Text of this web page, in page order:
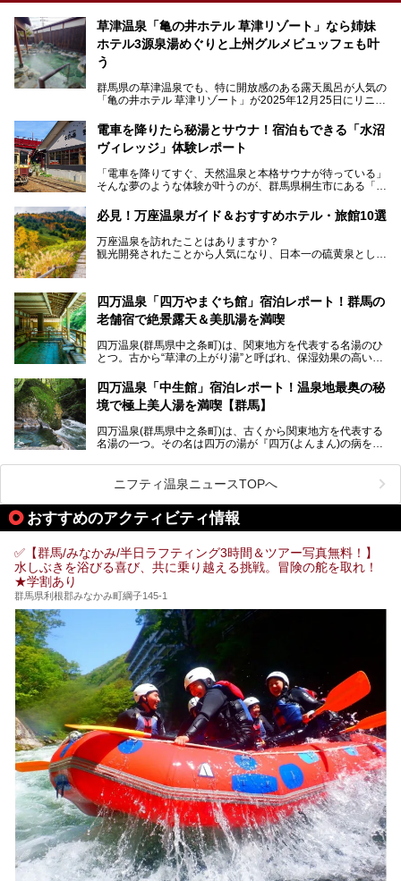
草津温泉「亀の井ホテル 草津リゾート」なら姉妹
ホテル3源泉湯めぐりと上州グルメビュッフェも叶
う
群馬県の草津温泉でも、特に開放感のある露天風呂が人気の
「亀の井ホテル 草津リゾート」が2025年12月25日にリニュ
ロビーや客室が綺麗になって、上州グルメにこだわったビュ
ッフェも人気！アクセスはシャトルバスで楽々、さらに草津
温泉にある姉妹ホテルの「草津温泉 大東舘」「亀の井ホテ
今回はそんな「亀の井ホテル 草津リゾート」を徹底レポー
───
提供元：アイコニア・ホスピタリティ株式会社【PR】
この記事は亀の井ホテル 草津リゾートのPR記事です。
電車を降りたら秘湯とサウナ！宿泊もできる「水沼
ヴィレッジ」体験レポート
「電車を降りてすぐ、天然温泉と本格サウナが待っている」
そんな夢のような体験が叶うのが、群馬県桐生市にある「駅
日帰り温泉の「水沼の湯」と宿泊もできる「サウナの森」、
２つのエリアがあります。
今回は、その中でも特にユニークな駅直結の「水沼の湯」の
魅力に焦点を当て、温泉好き、サウナー、そして電車旅好き
必見！万座温泉ガイド＆おすすめホテル・旅館10選
万座温泉を訪れたことはありますか？
観光開発されたことから人気になり、日本一の硫黄泉として
も多いかもしれません。
そこで筆者である私が実際に行ってみました！万座温泉の楽
しみ方や周辺の観光地を解説します。
また、日帰り入浴できる温泉から混浴可能な温泉まで、おす
すめの入浴施設もご紹介します！
四万温泉「四万やまぐち館」宿泊レポート！群馬の
老舗宿で絶景露天＆美肌湯を満喫
四万温泉(群馬県中之条町)は、関東地方を代表する名湯のひ
とつ。古から“草津の上がり湯”と呼ばれ、保湿効果の高い美
「四万やまぐち館」は、この地を代表する旅館の一つ。日帰
り入浴も可能ですが、やはり宿泊してじっくり楽しむのがベ
肌湯をはじめ、館内の魅力をたっぷりとご紹介します！
四万温泉「中生館」宿泊レポート！温泉地最奥の秘
境で極上美人湯を満喫【群馬】
四万温泉(群馬県中之条町)は、古くから関東地方を代表する
名湯の一つ。その名は四万の湯が『四万(よんまん)の病を癒
観光客で賑わう人気温泉地です。
「中生館」は四万温泉最奥に位置し、秘境感漂う老舗宿。泉
質の良さ(特に美人湯効果)に定評があり、知る人ぞ知る穴場
的存在です。今回は筆者自ら宿泊し、自慢の温泉をはじめ食
事・客室・共有スペースなど、宿の全貌を徹底紹介します。
ニフティ温泉ニュースTOPへ
おすすめのアクティビティ情報
✅【群馬/みなかみ/半日ラフティング3時間＆ツアー写真無料！】
水しぶきを浴びる喜び、共に乗り越える挑戦。冒険の舵を取れ！
★学割あり
群馬県利根郡みなかみ町綱子145-1